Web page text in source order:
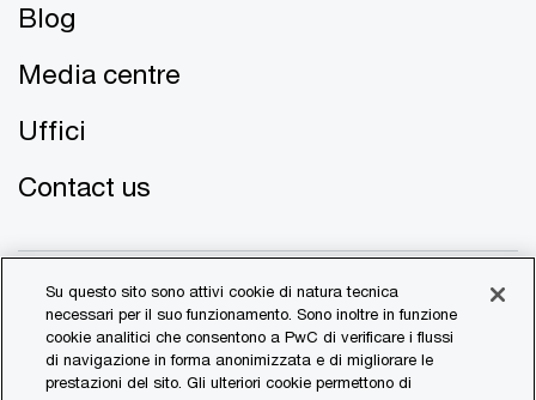
Blog
Media centre
Uffici
Contact us
© 2017 - 2026 PwC. All rights reserved. PwC refers to the
PwC network and/or one or more of its member firms, each
Su questo sito sono attivi cookie di natura tecnica
necessari per il suo funzionamento. Sono inoltre in funzione
cookie analitici che consentono a PwC di verificare i flussi
di navigazione in forma anonimizzata e di migliorare le
prestazioni del sito. Gli ulteriori cookie permettono di